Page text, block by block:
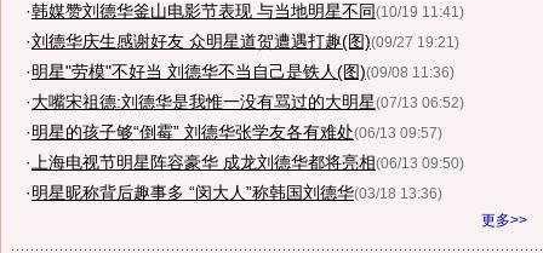
·韩媒赞刘德华釜山电影节表现 与当地明星不同(10/19 11:41)
·刘德华庆生感谢好友 众明星道贺遭遇打趣(图)(09/27 19:21)
·明星"劳模"不好当 刘德华不当自己是铁人(图)(09/08 11:36)
·大嘴宋祖德:刘德华是我惟一没有骂过的大明星(07/13 06:52)
·明星的孩子够“倒霉” 刘德华张学友各有难处(06/13 09:57)
· 上海电视节明星阵容豪华 成龙刘德华都将亮相(06/13 09:50)
·明星昵称背后趣事多 “闵大人”称韩国刘德华(03/18 13:36)
更多>>